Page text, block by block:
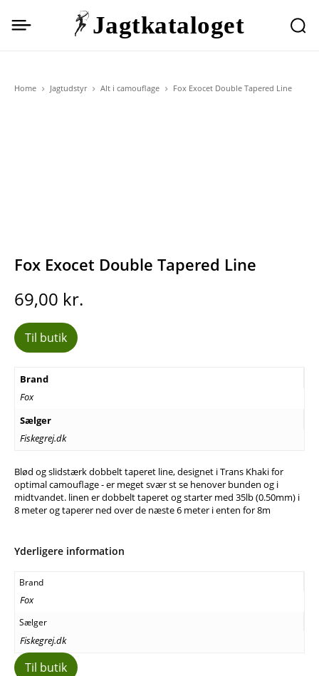
Jagtkataloget
Home Jagtudstyr Alt i camouflage Fox Exocet Double Tapered Line
Fox Exocet Double Tapered Line
69,00 kr.
Til butik
Brand
Fox
Sælger
Fiskegrej.dk
Blød og slidstærk dobbelt taperet line, designet i Trans Khaki for
optimal camouflage - er meget svær st se henover bunden og i
midtvandet. linen er dobbelt taperet og starter med 35lb (0.50mm) i
8 meter og taperer ned over de næste 6 meter i enten for 8m
Yderligere information
Brand
Fox
Sælger
Fiskegrej.dk
Til butik